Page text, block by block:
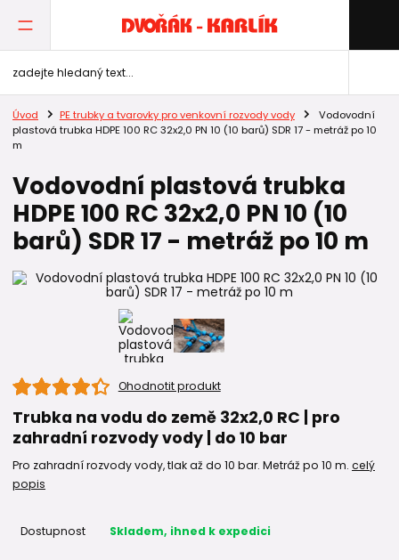
Úvod PE trubky a tvarovky pro venkovní rozvody vody
Vodovodní
plastová trubka HDPE 100 RC 32x2,0 PN 10 (10 barů) SDR 17 - metráž po 10
m
Vodovodní plastová trubka
HDPE 100 RC 32x2,0 PN 10 (10
barů) SDR 17 - metráž po 10 m
Ohodnotit produkt
Trubka na vodu do země 32x2,0 RC | pro
zahradní rozvody vody | do 10 bar
Pro zahradní rozvody vody, tlak až do 10 bar. Metráž po 10 m. celý
popis
Dostupnost Skladem, ihned k expedici